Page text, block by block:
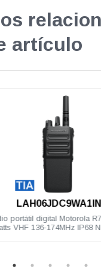
artículo
LAH06JDC9WA1IN
portátil digital Motorola R7
VHF 136-174MHz IP68